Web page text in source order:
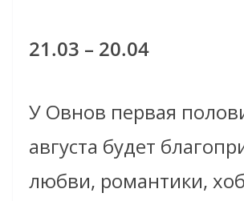
21.03 – 20.04
У Овнов первая
августа будет
любви, романтики,